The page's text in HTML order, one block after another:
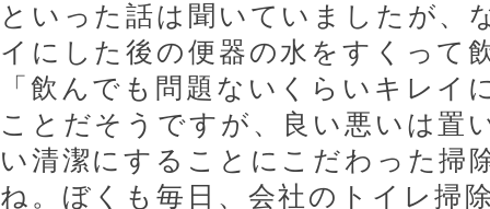
といった話は聞いていましたが、
イにした後の便器の水をすくって
「飲んでも問題ないくらいキレイ
ことだそうですが、良い悪いは置
い清潔にすることにこだわった掃
ね。ぼくも毎日、会社のトイレ掃